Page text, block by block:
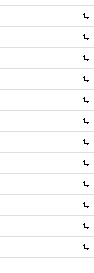
開
く
ウ
で
開
く
ン
ド
ウ
で
開
く
新
し
い
ウ
ィ
ン
ド
ウ
で
開
く
新
し
い
ウ
ィ
ン
ド
ウ
で
開
く
新
し
い
ウ
ィ
ン
ド
ウ
で
開
く
新
し
い
ウ
ィ
ン
ド
ウ
で
開
く
新
し
い
ウ
ィ
ン
ド
ウ
で
開
く
新
し
い
ウ
ィ
ン
ド
ウ
で
開
く
新
し
い
ウ
ィ
ン
ド
ウ
で
開
く
新
し
い
ウ
ィ
ン
ド
ウ
で
開
新
し
い
ウ
ィ
ン
ド
ウ
新
し
い
ウ
ィ
ン
新
し
い
ウ
新
し